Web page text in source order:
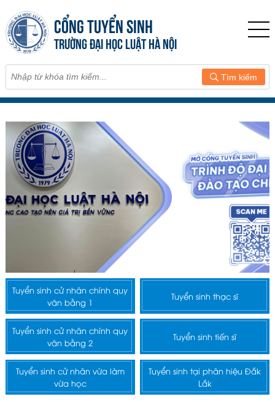
CỔNG TUYỂN SINH
TRƯỜNG ĐẠI HỌC LUẬT HÀ NỘI
Tìm kiếm
Tuyển sinh cử nhân chính quy
văn bằng 1
Tuyển sinh thạc sĩ
Tuyển sinh cử nhân chính quy
văn bằng 2
Tuyển sinh tiến sĩ
Tuyển sinh cử nhân vừa làm
vừa học
Tuyển sinh tại phân hiệu Đắk
Lắk